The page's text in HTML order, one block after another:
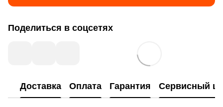
Поделиться в соцсетях
Доставка Оплата Гарантия Сервисный